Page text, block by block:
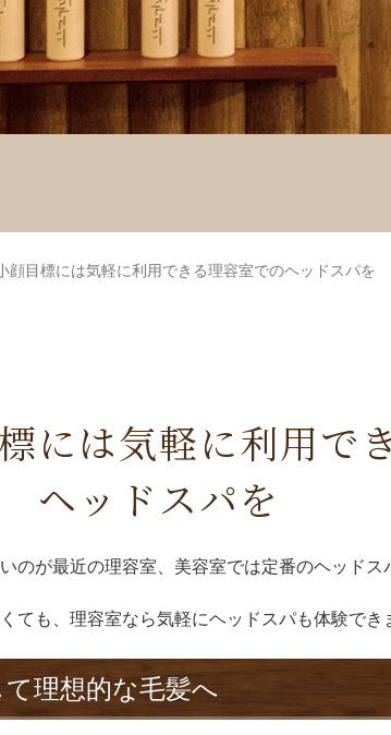
顔目標には気軽に利用できる理容室でのヘッドスパを
には気軽に利用で
ヘッドスパを
のが最近の理容室、美容室では定番のヘッドス
ても、理容室なら気軽にヘッドスパも体験でき
理想的な毛髪へ